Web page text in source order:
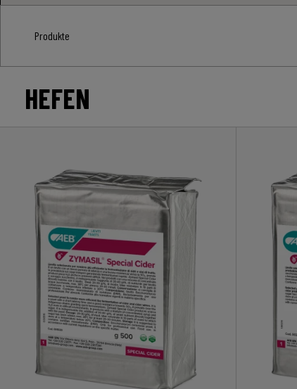
Produkte
HEFEN